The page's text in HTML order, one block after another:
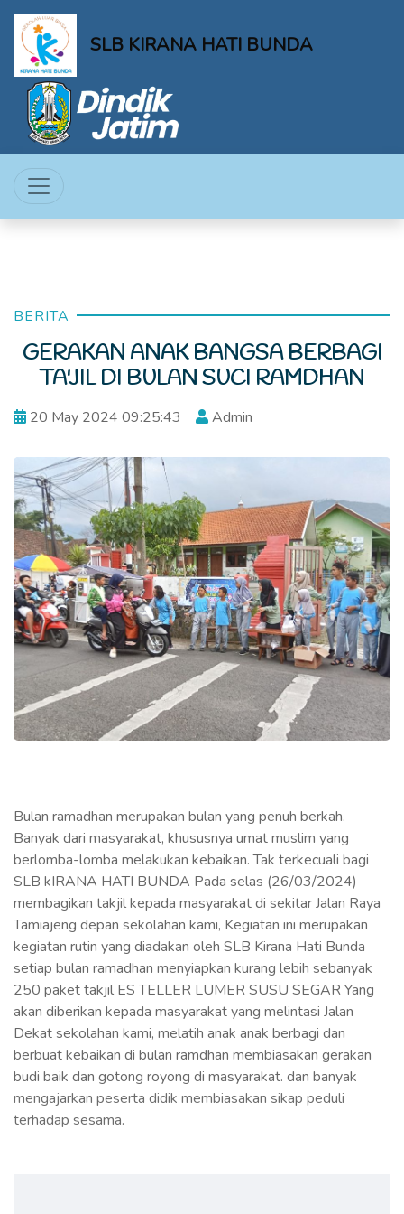
SLB KIRANA HATI BUNDA
BERITA
GERAKAN ANAK BANGSA BERBAGI
TA'JIL DI BULAN SUCI RAMDHAN
20 May 2024 09:25:43 Admin
Bulan ramadhan merupakan bulan yang penuh berkah.
Banyak dari masyarakat, khususnya umat muslim yang
berlomba-lomba melakukan kebaikan. Tak terkecuali bagi
SLB kIRANA HATI BUNDA Pada selas (26/03/2024)
membagikan takjil kepada masyarakat di sekitar Jalan Raya
Tamiajeng depan sekolahan kami, Kegiatan ini merupakan
kegiatan rutin yang diadakan oleh SLB Kirana Hati Bunda
setiap bulan ramadhan menyiapkan kurang lebih sebanyak
250 paket takjil ES TELLER LUMER SUSU SEGAR Yang
akan diberikan kepada masyarakat yang melintasi Jalan
Dekat sekolahan kami, melatih anak anak berbagi dan
berbuat kebaikan di bulan ramdhan membiasakan gerakan
budi baik dan gotong royong di masyarakat. dan banyak
mengajarkan peserta didik membiasakan sikap peduli
terhadap sesama.